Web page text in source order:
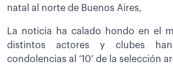
natal al norte de Buenos Aires,
La noticia ha calado hondo en el
distintos actores y clubes
condolencias al ‘10’ de la selección